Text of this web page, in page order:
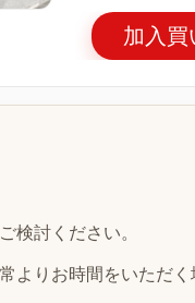
加入買
検討ください。
よりお時間をいただ